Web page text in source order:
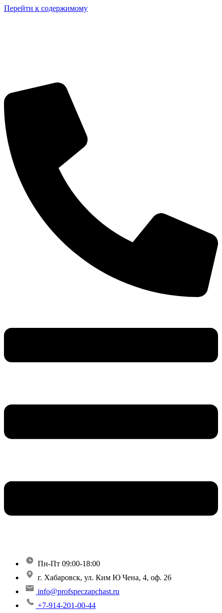
Перейти к содержимому
Пн-Пт 09:00-18:00
г. Хабаровск, ул. Ким Ю Чена, 4, оф. 26
info@profspeczapchast.ru
+7-914-201-00-44